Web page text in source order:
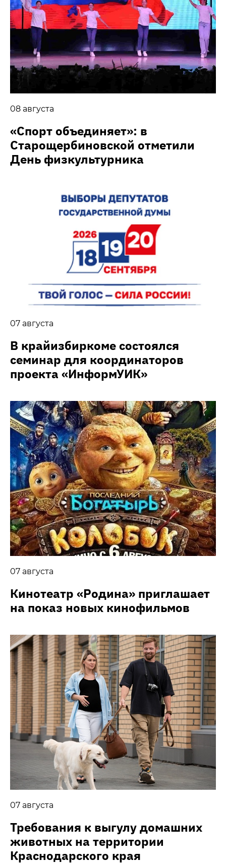
08 августа
«Спорт объединяет»: в
Старощербиновской отметили
День физкультурника
07 августа
В крайизбиркоме состоялся
семинар для координаторов
проекта «ИнформУИК»
07 августа
Кинотеатр «Родина» приглашает
на показ новых кинофильмов
07 августа
Требования к выгулу домашних
животных на территории
Краснодарского края